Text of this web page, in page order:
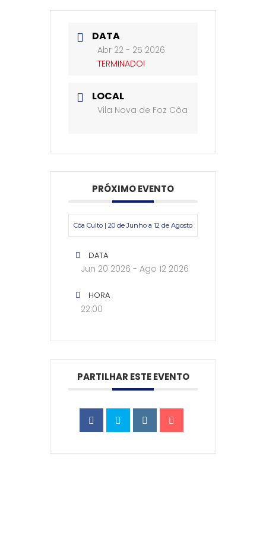
DATA
Abr 22 - 25 2026
TERMINADO!
LOCAL
Vila Nova de Foz Côa
PRÓXIMO EVENTO
Côa Culto | 20 de Junho a 12 de Agosto
DATA
Jun 20 2026 - Ago 12 2026
HORA
22:00
PARTILHAR ESTE EVENTO